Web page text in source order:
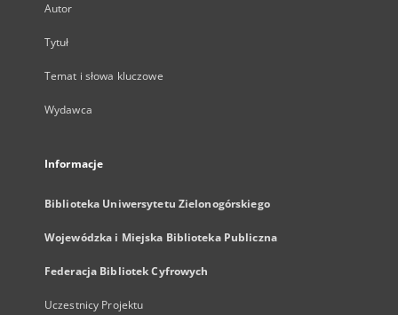
Autor
Tytuł
Temat i słowa kluczowe
Wydawca
Informacje
Biblioteka Uniwersytetu Zielonogórskiego
Wojewódzka i Miejska Biblioteka Publiczna
Federacja Bibliotek Cyfrowych
Uczestnicy Projektu